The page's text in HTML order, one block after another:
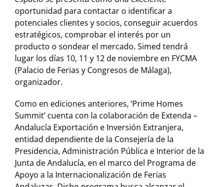
oportunidad para contactar o identificar a
potenciales clientes y socios, conseguir acuerdos
estratégicos, comprobar el interés por un
producto o sondear el mercado. Simed tendrá
lugar los días 10, 11 y 12 de noviembre en FYCMA
(Palacio de Ferias y Congresos de Málaga),
organizador.
Como en ediciones anteriores, ‘Prime Homes
Summit’ cuenta con la colaboración de Extenda –
Andalucía Exportación e Inversión Extranjera,
entidad dependiente de la Consejería de la
Presidencia, Administración Pública e Interior de la
Junta de Andalucía, en el marco del Programa de
Apoyo a la Internacionalización de Ferias